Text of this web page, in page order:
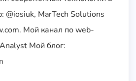
@iosiuk, MarTech Solutions
Мой канал по web-
Мой блог: